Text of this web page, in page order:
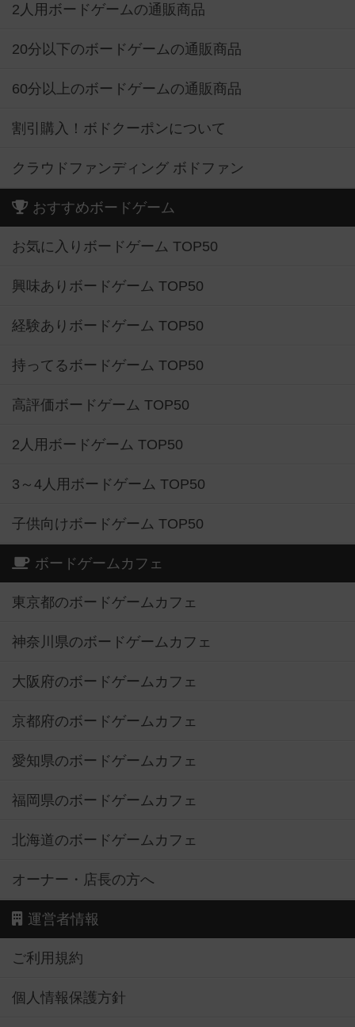
2人用ボードゲームの通販商品
20分以下のボードゲームの通販商品
60分以上のボードゲームの通販商品
割引購入！ボドクーポンについて
クラウドファンディング ボドファン
おすすめボードゲーム
お気に入りボードゲーム TOP50
興味ありボードゲーム TOP50
経験ありボードゲーム TOP50
持ってるボードゲーム TOP50
高評価ボードゲーム TOP50
2人用ボードゲーム TOP50
3～4人用ボードゲーム TOP50
子供向けボードゲーム TOP50
ボードゲームカフェ
東京都のボードゲームカフェ
神奈川県のボードゲームカフェ
大阪府のボードゲームカフェ
京都府のボードゲームカフェ
愛知県のボードゲームカフェ
福岡県のボードゲームカフェ
北海道のボードゲームカフェ
オーナー・店長の方へ
運営者情報
ご利用規約
個人情報保護方針